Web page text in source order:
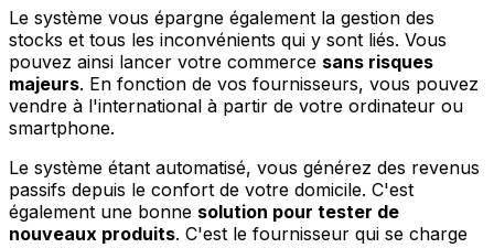
Le système vous épargne également la gestion des
stocks et tous les inconvénients qui y sont liés. Vous
pouvez ainsi lancer votre commerce sans risques
majeurs. En fonction de vos fournisseurs, vous pouvez
vendre à l'international à partir de votre ordinateur ou
smartphone.
Le système étant automatisé, vous générez des revenus
passifs depuis le confort de votre domicile. C'est
également une bonne solution pour tester de
nouveaux produits. C'est le fournisseur qui se charge